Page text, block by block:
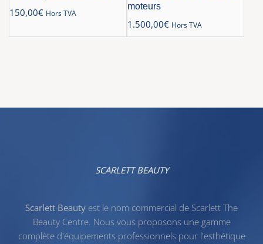
150,00€ Hors TVA
moteurs
1.500,00€ Hors TVA
SCARLETT BEAUTY
Scarlett Beauty est le nom commercial de Scarlett The
Beauty Centre. Nous vous proposons une gamme
complète d'équipements professionnels pour l'esthétique